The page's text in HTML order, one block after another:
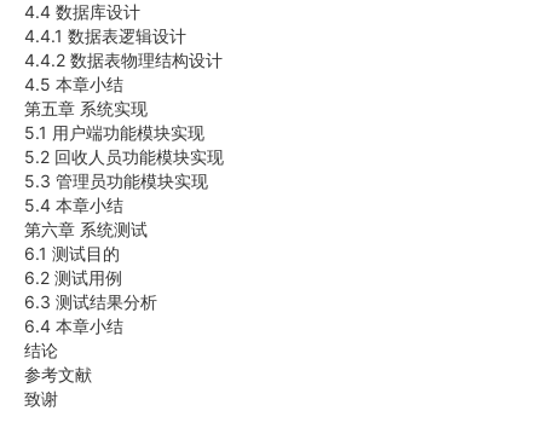
4.4 数据库设计
4.4.1 数据表逻辑设计
4.4.2 数据表物理结构设计
4.5 本章小结
第五章 系统实现
5.1 用户端功能模块实现
5.2 回收人员功能模块实现
5.3 管理员功能模块实现
5.4 本章小结
第六章 系统测试
6.1 测试目的
6.2 测试用例
6.3 测试结果分析
6.4 本章小结
结论
参考文献
致谢